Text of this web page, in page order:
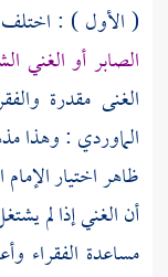
( الأول ) : اختلف
الصابر أو الغني
الغنى مقدرة
الماوردي : وهذا
ظاهر اختيار الإمام
أن الغني إذا لم
مساعدة الفقراء